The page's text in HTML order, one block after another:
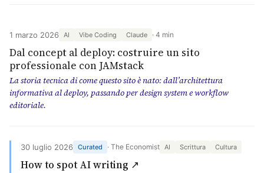
1 marzo 2026 AI Vibe Coding Claude 4 min
Dal concept al deploy: costruire un sito
professionale con JAMstack
La storia tecnica di come questo sito è nato: dall’architettura
informativa al deploy, passando per design system e workflow
editoriale.
30 luglio 2026 Curated · The Economist AI Scrittura Cultura
How to spot AI writing ↗